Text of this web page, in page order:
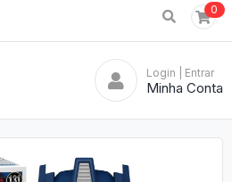
0
Login | Entrar
Minha Conta